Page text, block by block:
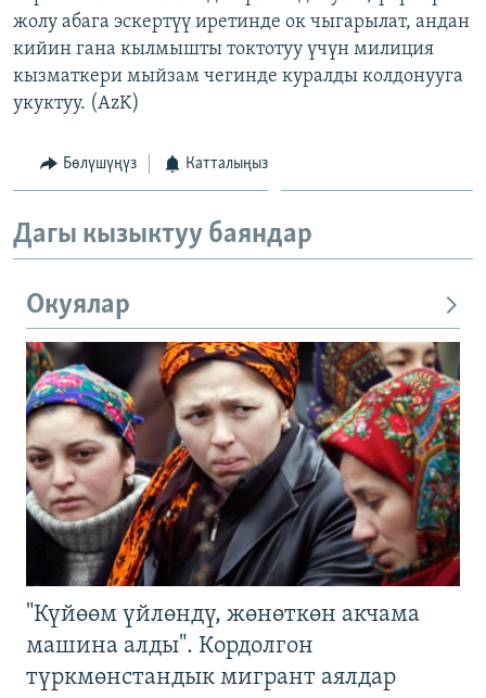
жолу абага эскертүү иретинде ок чыгарылат, андан
кийин гана кылмышты токтотуу үчүн милиция
кызматкери мыйзам чегинде куралды колдонууга
укуктуу. (AzK)
Бөлүшүңүз Катталыңыз
Дагы кызыктуу баяндар
Окуялар
"Күйөөм үйлөндү, жөнөткөн акчама
машина алды". Кордолгон
түркмөнстандык мигрант аялдар